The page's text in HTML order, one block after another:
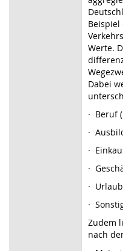
Beispiel
Werte.
Dabei
· Beruf
·
·
·
·
·
Zudem
nach